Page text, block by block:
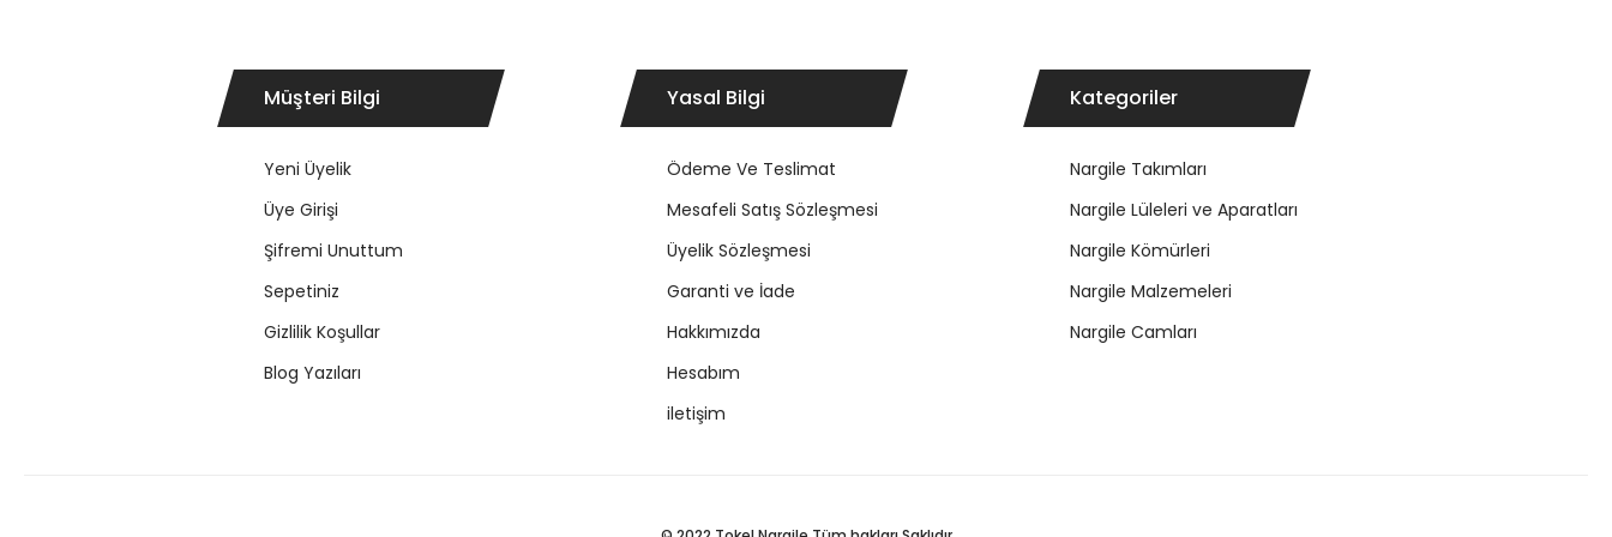
Müşteri Bilgi
Yeni Üyelik
Üye Girişi
Şifremi Unuttum
Sepetiniz
Gizlilik Koşullar
Blog Yazıları
Yasal Bilgi
Ödeme Ve Teslimat
Mesafeli Satış Sözleşmesi
Üyelik Sözleşmesi
Garanti ve İade
Hakkımızda
Hesabım
iletişim
Kategoriler
Nargile Takımları
Nargile Lüleleri ve Aparatları
Nargile Kömürleri
Nargile Malzemeleri
Nargile Camları